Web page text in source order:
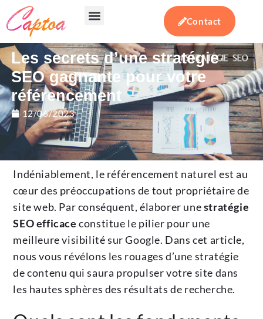
Contact
Les secrets d’une stratégie
SEO gagnante pour votre
référencement
12/06/2023
Indéniablement, le référencement naturel est au
cœur des préoccupations de tout propriétaire de
site web. Par conséquent, élaborer unestratégie
SEO efficace constitue le pilier pour une
meilleure visibilité sur Google. Dans cet article,
nous vous révélons les rouages d’une stratégie
de contenu qui saura propulser votre site dans
les hautes sphères des résultats de recherche.